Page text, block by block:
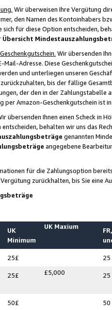
Wir überweisen Ihre Vergütung
den Namen des Kontoinhabers
für diese Option entscheiden,
Übersicht
Wir übersenden
Adresse. Diese
und unterliegen unseren
bis der fällige
der den in der
per Amazon-Geschenkgutschein ist
übersenden Ihnen einen Scheck in
behalten wir uns das
genannten
angegebene
für die Zahlungsoption
zurückhalten, bis Sie
UK
Minimum
UK Maxium
25£ 25
25£ £5,000 25
50£ 50